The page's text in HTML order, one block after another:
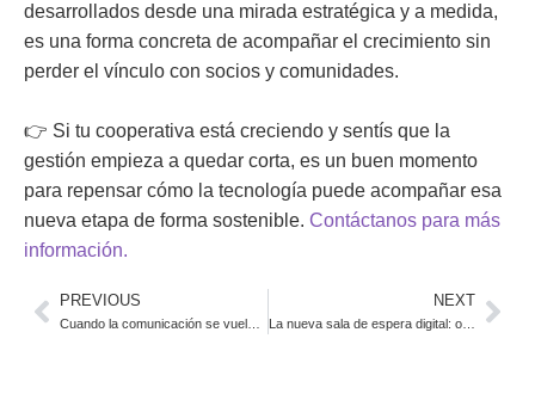
desarrollados desde una mirada estratégica y a medida,
es una forma concreta de acompañar el crecimiento sin
perder el vínculo con socios y comunidades.
👉 Si tu cooperativa está creciendo y sentís que la
gestión empieza a quedar corta, es un buen momento
para repensar cómo la tecnología puede acompañar esa
nueva etapa de forma sostenible. Contáctanos para más
información.
PREVIOUS
Cuando la comunicación se vuelve sistema: el rol estratégico de la IA conversacional en salud
NEXT
La nueva sala de espera digital: ordenar la demanda antes de que colapse